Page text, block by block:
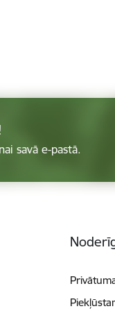
savā e-pastā.